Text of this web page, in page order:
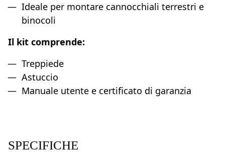
Ideale per montare cannocchiali terrestri e
binocoli
Il kit comprende:
Treppiede
Astuccio
Manuale utente e certificato di garanzia
SPECIFICHE